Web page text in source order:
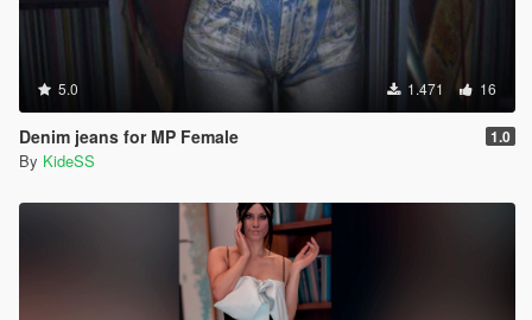
5.0 1.471 16
Denim jeans for MP Female 1.0
By KideSS